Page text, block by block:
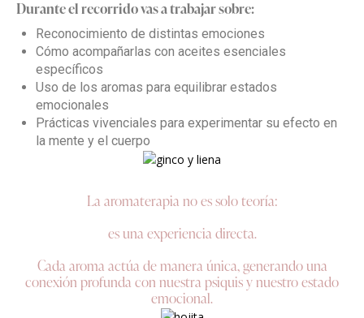
Durante el recorrido vas a trabajar sobre:
Reconocimiento de distintas emociones
Cómo acompañarlas con aceites esenciales
específicos
Uso de los aromas para equilibrar estados
emocionales
Prácticas vivenciales para experimentar su efecto en
la mente y el cuerpo
La aromaterapia no es solo teoría:
es una experiencia directa.
Cada aroma actúa de manera única, generando una
conexión profunda con nuestra psiquis y nuestro estado
emocional.